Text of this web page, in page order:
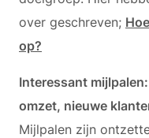
over geschreven;
op?
Interessant
omzet, nieuwe
Mijlpalen zijn